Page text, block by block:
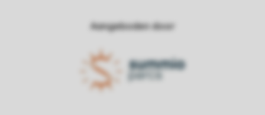
Aangeboden door